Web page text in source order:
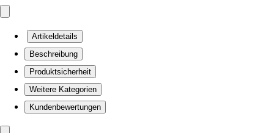
Artikeldetails
Beschreibung
Produktsicherheit
Weitere Kategorien
Kundenbewertungen